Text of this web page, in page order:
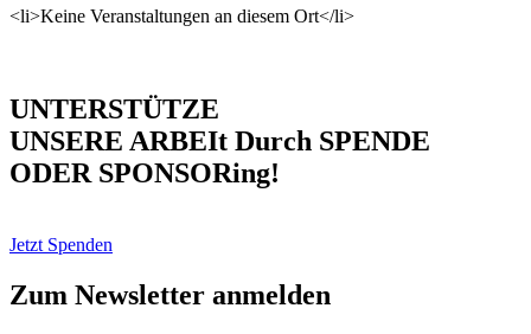
<li>Keine Veranstaltungen an diesem Ort</li>
UNTERSTÜTZE
UNSERE ARBEIt Durch SPENDE
ODER SPONSORing!
Jetzt Spenden
Zum Newsletter anmelden